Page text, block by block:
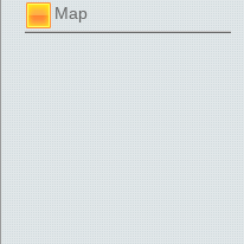
Map